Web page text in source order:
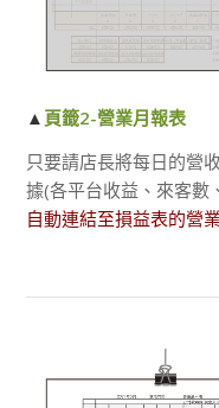
▲ 頁籤2-營業月報表
只要請店長將每日的營
據(各平台收益、來客數
自動連結至損益表的營